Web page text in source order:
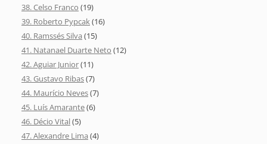
38. Celso Franco (19)
39. Roberto Pypcak(16)
40. Ramssés Silva (15)
41. Natanael Duarte Neto (12)
42. Aguiar Junior(11)
43. Gustavo Ribas(7)
44. Maurício Neves(7)
45. Luís Amarante(6)
46. Décio Vital(5)
47. Alexandre Lima (4)